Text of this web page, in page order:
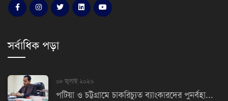
সর্বাধিক পড়া
০৮ জুলাই ২০২৬
পটিয়া ও চট্টগ্রামে চাকরিচ্যুত ব্যাংকারদের পুনর্বহা...